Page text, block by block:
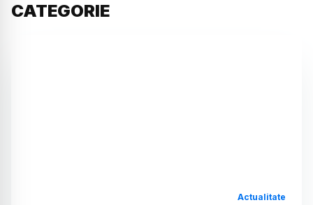
CATEGORIE
Actualitate